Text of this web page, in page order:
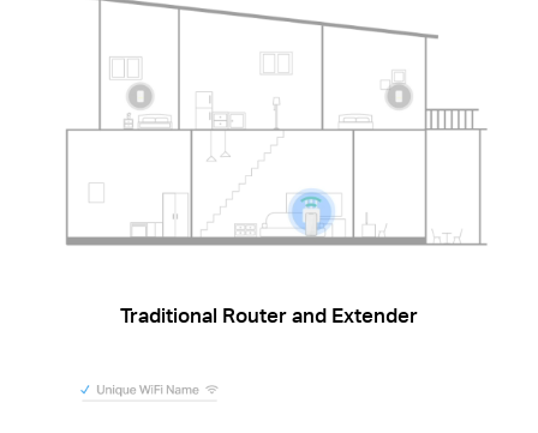
Traditional Router and Extender